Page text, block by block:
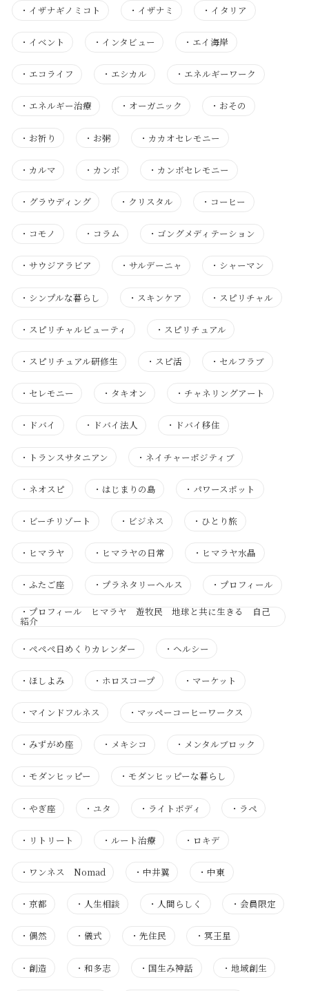
・ イザナギノミコト ・ イザナミ ・ イタリア
・ イベント ・ インタビュー ・ エイ海岸
・ エコライフ ・ エシカル ・ エネルギーワーク
・ エネルギー治療 ・ オーガニック ・ おその
・ お祈り ・ お粥 ・ カカオセレモニー
・ カルマ ・ カンボ ・ カンボセレモニー
・ グラウディング ・ クリスタル ・ コーヒー
・ コモノ ・ コラム ・ ゴングメディテーション
・ サウジアラビア ・ サルデーニャ ・ シャーマン
・ シンプルな暮らし ・ スキンケア ・ スピリチャル
・ スピリチャルビューティ ・ スピリチュアル
・ スピリチュアル研修生 ・ スピ活 ・ セルフラブ
・ セレモニー ・ タキオン ・ チャネリングアート
・ ドバイ ・ ドバイ法人 ・ ドバイ移住
・ トランスサタニアン ・ ネイチャーポジティブ
・ ネオスピ ・ はじまりの島 ・ パワースポット
・ ビーチリゾート ・ ビジネス ・ ひとり旅
・ ヒマラヤ ・ ヒマラヤの日常 ・ ヒマラヤ水晶
・ ふたご座 ・ プラネタリーヘルス ・ プロフィール
・ プロフィール ヒマラヤ 遊牧民 地球と共に生きる 自己
紹介
・ ぺぺぺ日めくりカレンダー ・ヘルシー
・ ほしよみ ・ ホロスコープ ・ マーケット
・ マインドフルネス ・ マッペーコーヒーワークス
・ みずがめ座 ・ メキシコ ・ メンタルブロック
・ モダンヒッピー ・ モダンヒッピーな暮らし
・ やぎ座 ・ ユタ ・ ライトボディ ・ ラペ
・ リトリート ・ ルート治療 ・ ロキデ
・ ワンネス Nomad ・ 中井翼 ・ 中東
・ 京都 ・ 人生相談 ・ 人間らしく ・ 会員限定
・ 偶然 ・儀式 ・先住民 ・ 冥王星
・ 創造 ・和多志 ・ 国生み神話 ・ 地域創生